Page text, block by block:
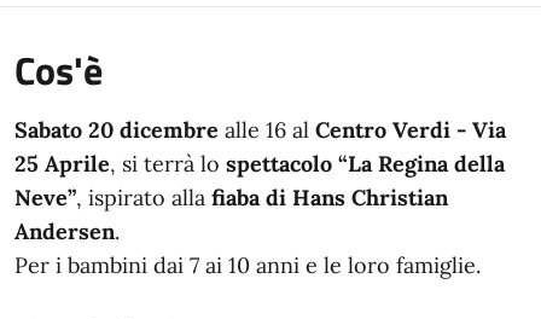
Cos'è
Sabato 20 dicembre alle 16 al Centro Verdi - Via
25 Aprile, si terrà lo spettacolo “La Regina della
Neve”, ispirato alla fiaba di Hans Christian
Andersen.
Per i bambini dai 7 ai 10 anni e le loro famiglie.